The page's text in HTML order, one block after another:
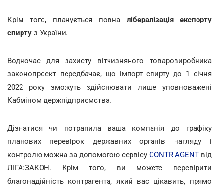
Крім того, планується повна лібералізація експорту
спирту з України.
Водночас для захисту вітчизняного товаровиробника
законопроект передбачає, що імпорт спирту до 1 січня
2022 року зможуть здійснювати лише уповноважені
Кабміном держпідприємства.
Дізнатися чи потрапила ваша компанія до графіку
планових перевірок державних органів нагляду і
контролю можна за допомогою сервісу CONTR AGENT від
ЛІГА:ЗАКОН. Крім того, ви можете перевірити
благонадійність контрагента, який вас цікавить, прямо